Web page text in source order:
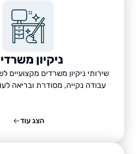
ניקיון משרדים
שירותי ניקיון משרדים מקצועיים לשמירה
עבודה נקייה, מסודרת ובריאה לעובדים